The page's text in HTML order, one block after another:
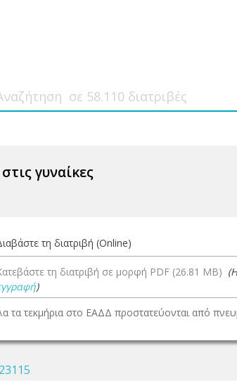
γυναίκες
τη διατριβή (Online)
τη διατριβή σε μορφή PDF (26.81 MB)
)
τα τεκμήρια στο ΕΑΔΔ προστατεύονται από